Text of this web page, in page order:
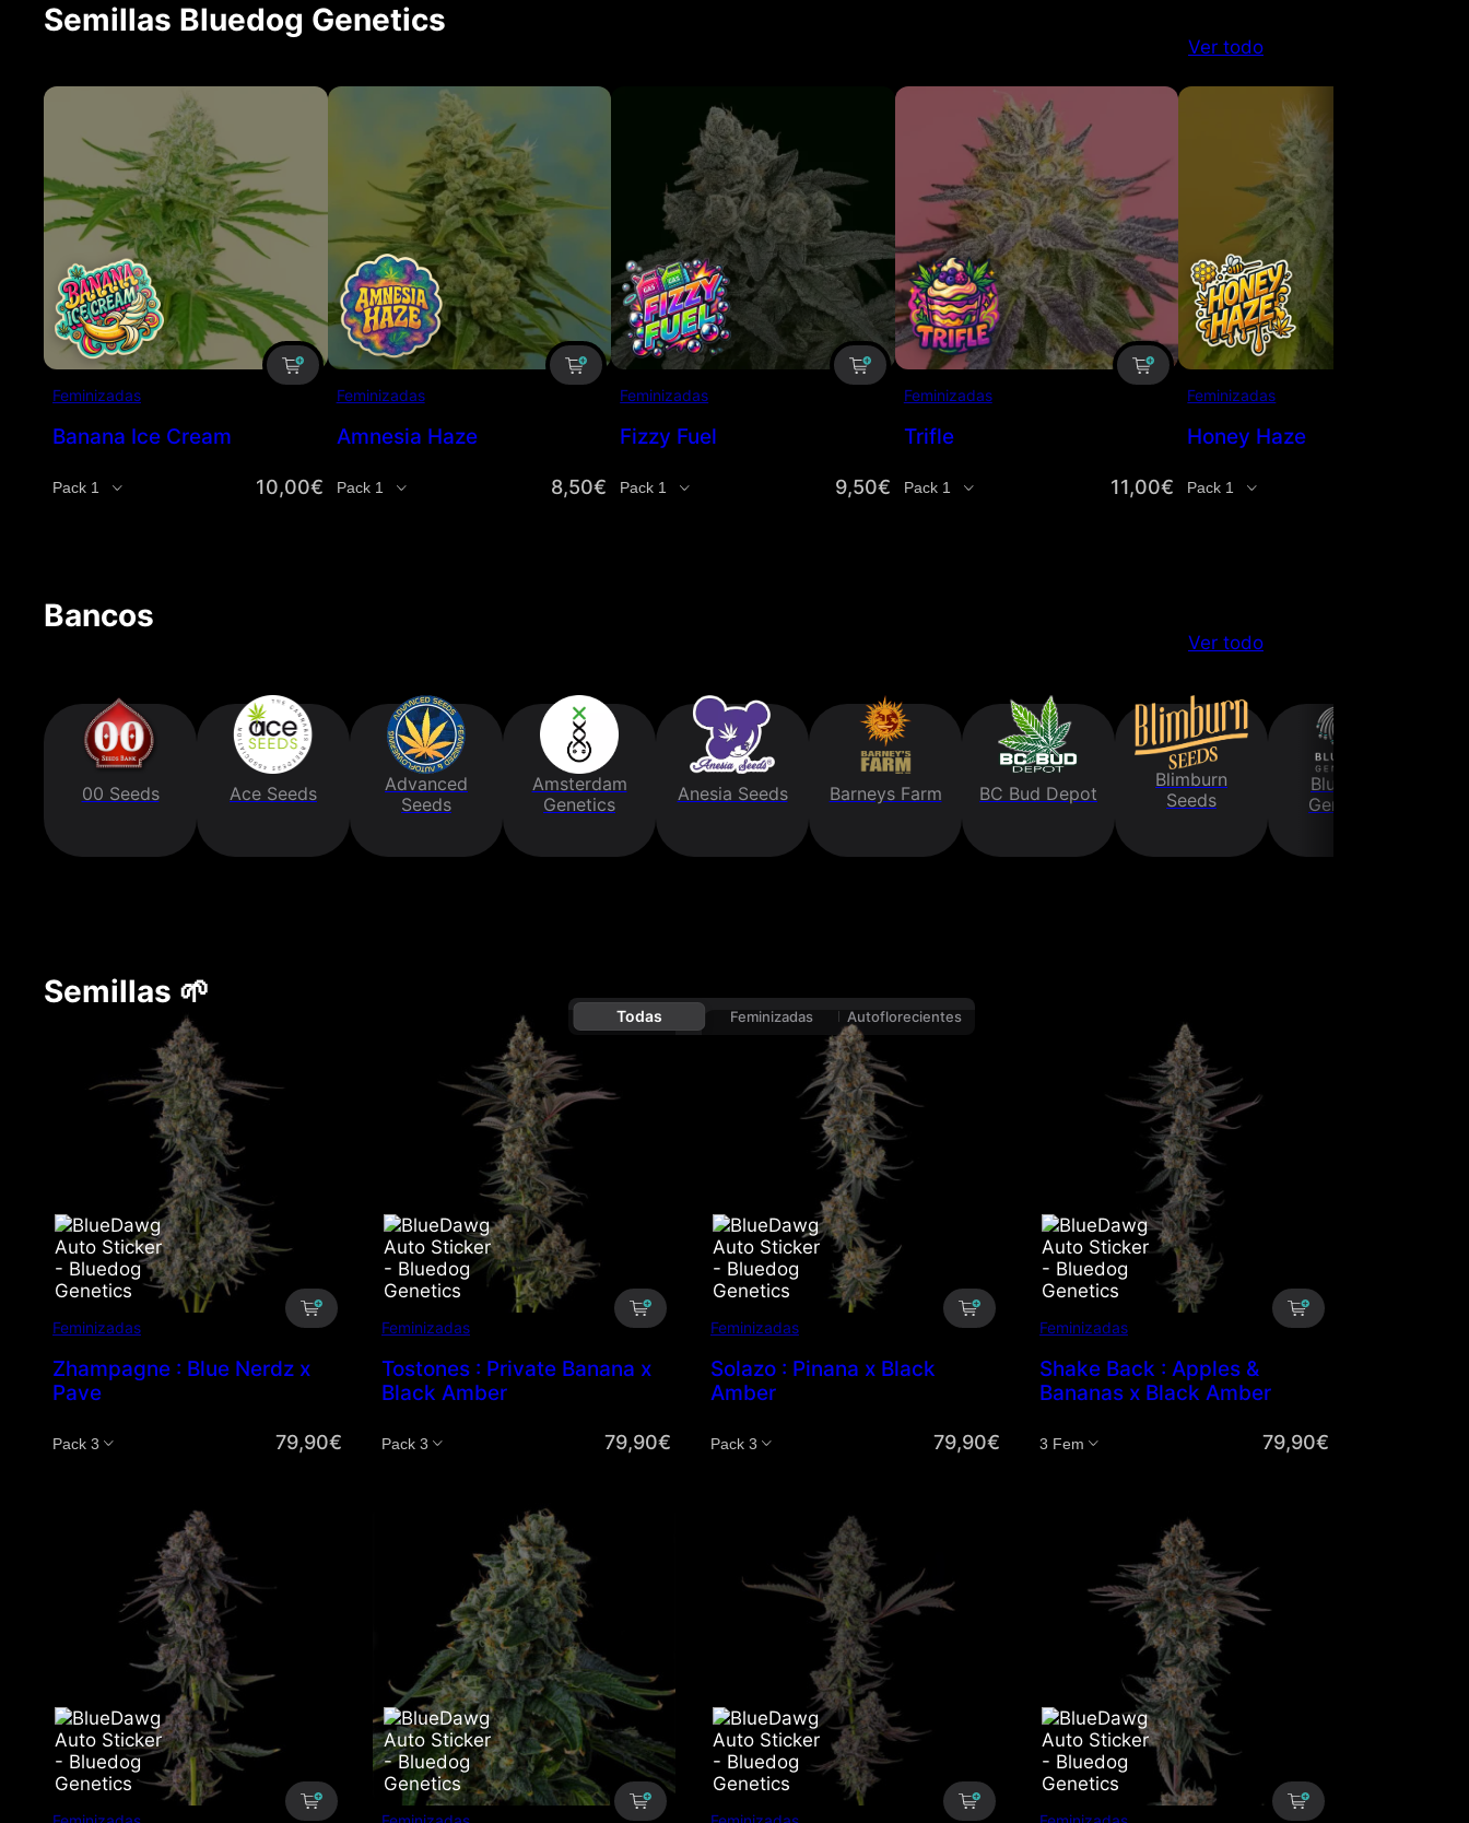
Semillas Bluedog Genetics
Ver todo
Feminizadas
Banana Ice Cream
Cantidad 10,00€
Feminizadas
Amnesia Haze
Cantidad 8,50€
Feminizadas
Fizzy Fuel
Cantidad 9,50€
Feminizadas
Trifle
Cantidad 11,00€
Feminizadas
Honey Haze
Cantidad
Bancos
Ver todo
00 Seeds Ace Seeds
Advanced
Seeds
Amsterdam
Genetics
Anesia Seeds Barneys Farm BC Bud Depot
Blimburn
Seeds
Bluedog
Genetics
Semillas 🌱
Todas Feminizadas Autoflorecientes
Feminizadas
Zhampagne : Blue Nerdz x
Pave
Cantidad 79,90€
Feminizadas
Tostones : Private Banana x
Black Amber
Cantidad 79,90€
Feminizadas
Solazo : Pinana x Black
Amber
Cantidad 79,90€
Feminizadas
Shake Back : Apples &
Bananas x Black Amber
Cantidad 79,90€